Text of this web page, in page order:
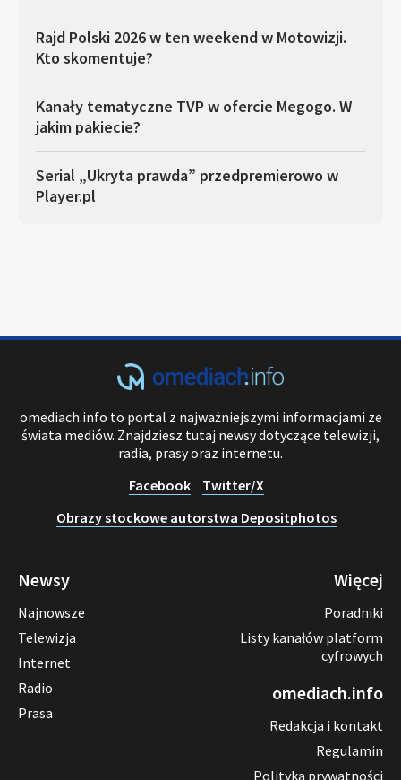
Rajd Polski 2026 w ten weekend w Motowizji.
Kto skomentuje?
Kanały tematyczne TVP w ofercie Megogo. W
jakim pakiecie?
Serial „Ukryta prawda” przedpremierowo w
Player.pl
omediach.info to portal z najważniejszymi informacjami ze
świata mediów. Znajdziesz tutaj newsy dotyczące telewizji,
radia, prasy oraz internetu.
Facebook
Twitter/X
Obrazy stockowe autorstwa Depositphotos
Newsy
Najnowsze
Telewizja
Internet
Radio
Prasa
Więcej
Poradniki
Listy kanałów platform
cyfrowych
omediach.info
Redakcja i kontakt
Regulamin
Polityka prywatności